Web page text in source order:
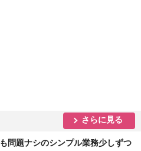
さらに見る
問題ナシのシンプル業務少しずつ